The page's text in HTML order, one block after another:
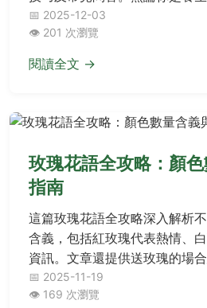
找到實用資訊，解決所有關於菊
📅 2025-12-03
👁️ 201 次瀏覽
閱讀全文 →
玫瑰花語全攻略：顏
指南
這篇玫瑰花語全攻略深入解析
含義，包括紅玫瑰代表熱情、
資訊。文章還提供送玫瑰的場
答，以及購買和養護技巧，幫
尬，做出最貼心的選擇。無論
📅 2025-11-19
👁️ 169 次瀏覽